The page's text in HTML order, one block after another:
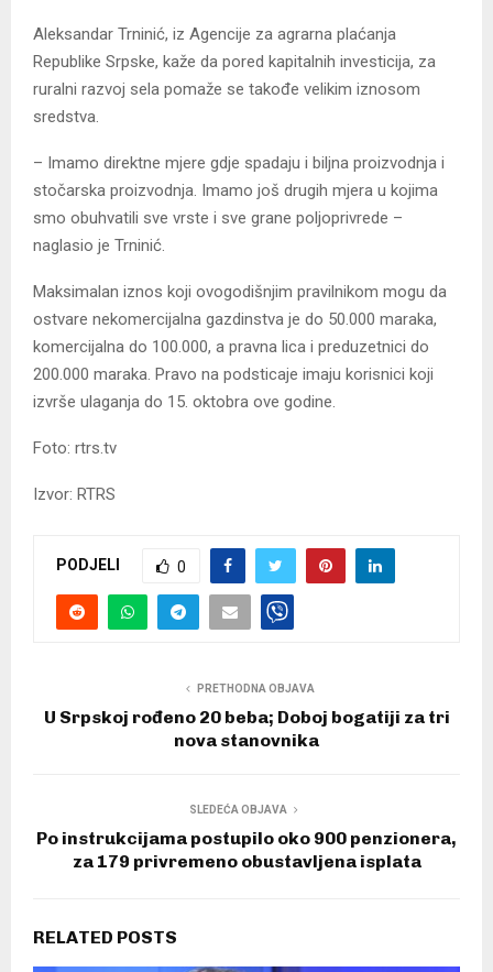
Aleksandar Trninić, iz Agencije za agrarna plaćanja
Republike Srpske, kaže da pored kapitalnih investicija, za
ruralni razvoj sela pomaže se takođe velikim iznosom
sredstva.
– Imamo direktne mjere gdje spadaju i biljna proizvodnja i
stočarska proizvodnja. Imamo još drugih mjera u kojima
smo obuhvatili sve vrste i sve grane poljoprivrede –
naglasio je Trninić.
Maksimalan iznos koji ovogodišnjim pravilnikom mogu da
ostvare nekomercijalna gazdinstva je do 50.000 maraka,
komercijalna do 100.000, a pravna lica i preduzetnici do
200.000 maraka. Pravo na podsticaje imaju korisnici koji
izvrše ulaganja do 15. oktobra ove godine.
Foto: rtrs.tv
Izvor: RTRS
PODJELI 0
PRETHODNA OBJAVA
U Srpskoj rođeno 20 beba; Doboj bogatiji za tri
nova stanovnika
SLEDEĆA OBJAVA
Po instrukcijama postupilo oko 900 penzionera,
za 179 privremeno obustavljena isplata
RELATED POSTS